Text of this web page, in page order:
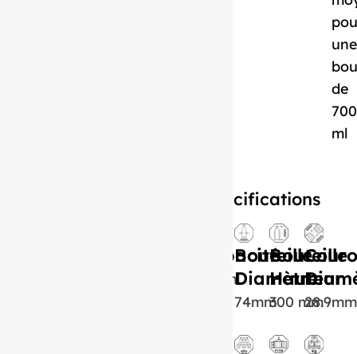
une
de
700
ml
Spécifications
Capacité
750ml
Bouteille
Diamètre
74mm
Bouteille
Hauteur
300 mm28.9mm